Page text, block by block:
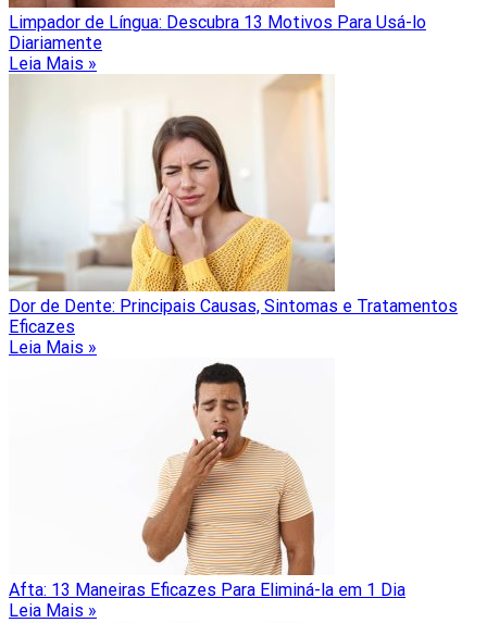
Limpador de Língua: Descubra 13 Motivos Para Usá-lo
Diariamente
Leia Mais »
Dor de Dente: Principais Causas, Sintomas e Tratamentos
Eficazes
Leia Mais »
Afta: 13 Maneiras Eficazes Para Eliminá-la em 1 Dia
Leia Mais »